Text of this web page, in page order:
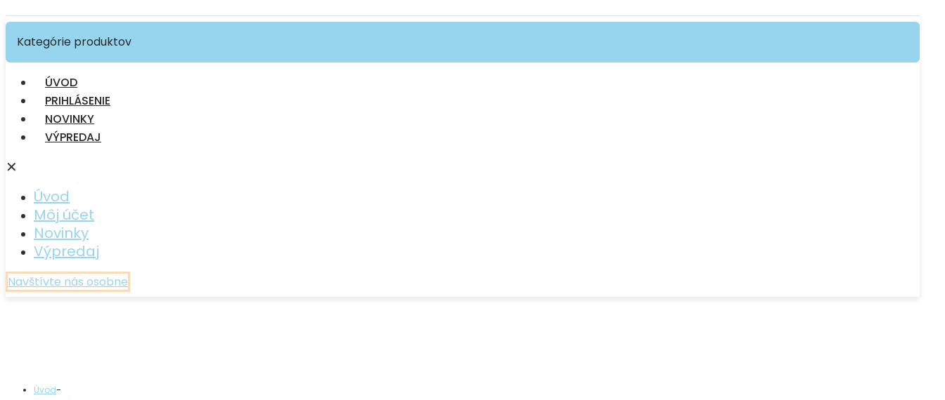
Kategórie produktov
ÚVOD
PRIHLÁSENIE
NOVINKY
VÝPREDAJ
✕
Úvod
Môj účet
Novinky
Výpredaj
Navštívte nás osobne
Úvod-